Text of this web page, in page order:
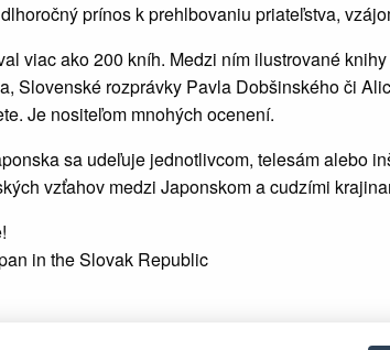
prínos k prehlbovaniu priateľstva,
viac ako 200 kníh. Medzi ním ilustrované
Slovenské rozprávky Pavla Dobšinského či
Je nositeľom mnohých ocenení.
sa udeľuje jednotlivcom, telesám alebo
vzťahov medzi Japonskom a cudzími
in the Slovak Republic